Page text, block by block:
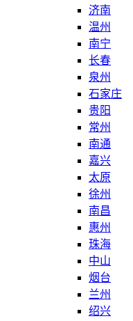
济南
温州
南宁
长春
泉州
石家庄
贵阳
常州
南通
嘉兴
太原
徐州
南昌
惠州
珠海
中山
烟台
兰州
绍兴